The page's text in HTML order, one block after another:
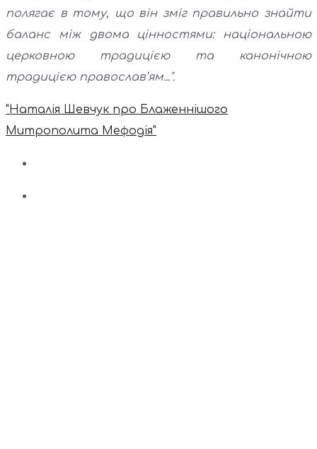
полягає в тому, що він зміг правильно знайти
баланс між двома цінностями: національною
церковною традицією та канонічною
традицією православ’ям...".
"Наталія Шевчук про Блаженнішого
Митрополита Мефодія"